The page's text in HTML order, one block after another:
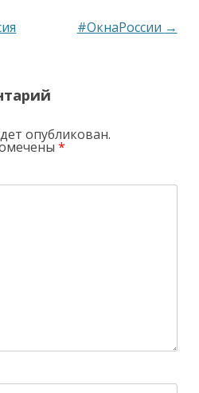
#ОкнаРоссии →
опубликован.
*